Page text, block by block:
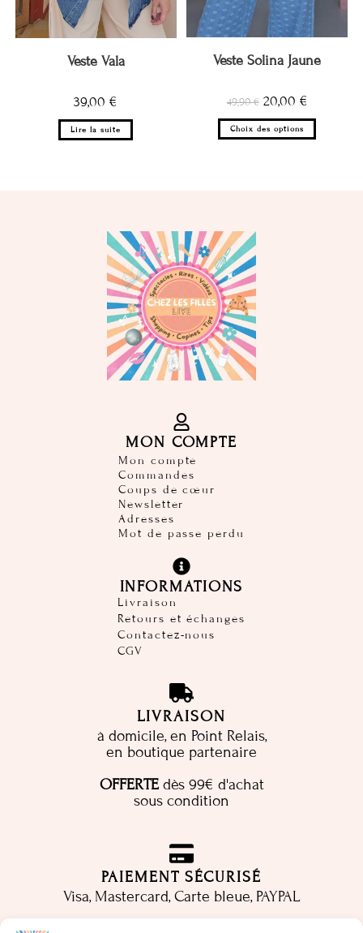
Veste Vala
39,00€
Lire la suite
Veste Solina Jaune
49,90€ 20,00 €
Choix des options
MON COMPTE
Mon compte
Commandes
Coups de cœur
Newsletter
Adresses
Mot de passe perdu
INFORMATIONS
Livraison
Retours et échanges
Contactez-nous
CGV
LIVRAISON
à domicile, en Point Relais,
en boutique partenaire
OFFERTEdès 99€ d'achat
sous condition
PAIEMENT SÉCURISÉ
Visa, Mastercard, Carte bleue, PAYPAL